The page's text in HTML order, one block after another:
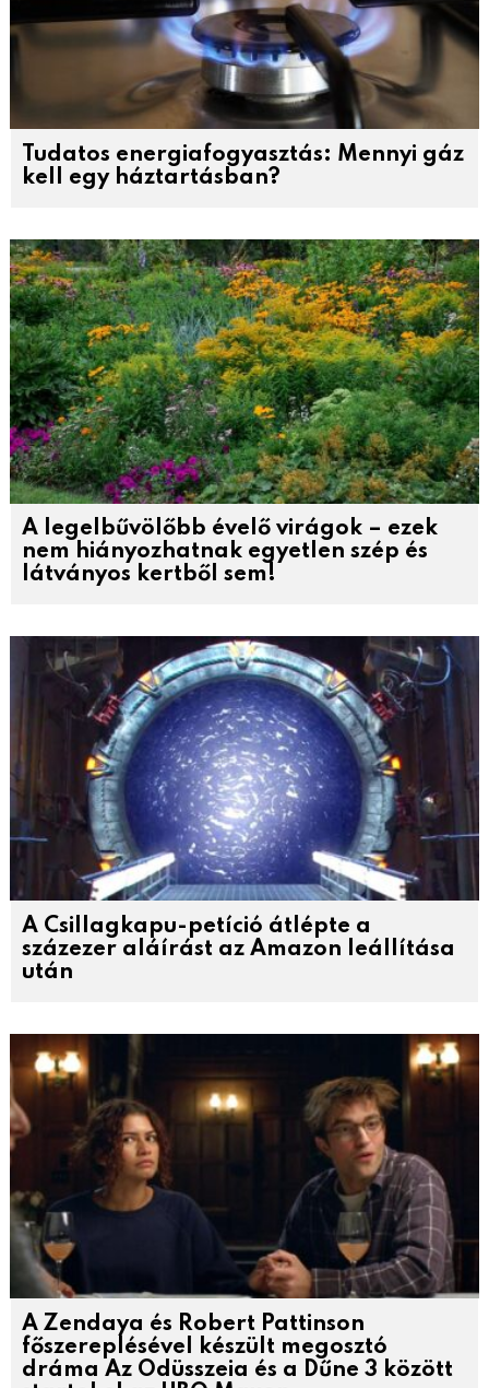
Tudatos energiafogyasztás: Mennyi gáz
kell egy háztartásban?
A legelbűvölőbb évelő virágok – ezek
nem hiányozhatnak egyetlen szép és
látványos kertből sem!
A Csillagkapu-petíció átlépte a
százezer aláírást az Amazon leállítása
után
A Zendaya és Robert Pattinson
főszereplésével készült megosztó
dráma Az Odüsszeia és a Dűne 3 között